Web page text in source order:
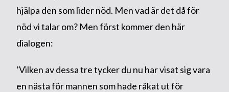
hjälpa den som lider nöd. Men vad är det då för
nöd vi talar om? Men först kommer den här
dialogen:
’Vilken av dessa tre tycker du nu har visat sig vara
en nästa för mannen som hade råkat ut för